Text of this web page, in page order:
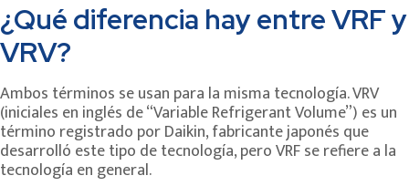
¿Qué diferencia hay entre VRF y
VRV?
Ambos términos se usan para la misma tecnología. VRV
(iniciales en inglés de “Variable Refrigerant Volume”) es un
término registrado por Daikin, fabricante japonés que
desarrolló este tipo de tecnología, pero VRF se refiere a la
tecnología en general.